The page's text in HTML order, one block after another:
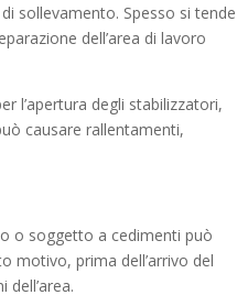
sollevamento. Spesso si tende
dell’area di lavoro
l’apertura degli stabilizzatori,
causare rallentamenti,
o soggetto a cedimenti può
motivo, prima dell’arrivo del